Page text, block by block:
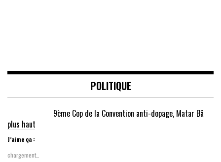
POLITIQUE
9ème Cop de la Convention anti-dopage, Matar Bâ
plus haut
J’aime ça :
chargement…